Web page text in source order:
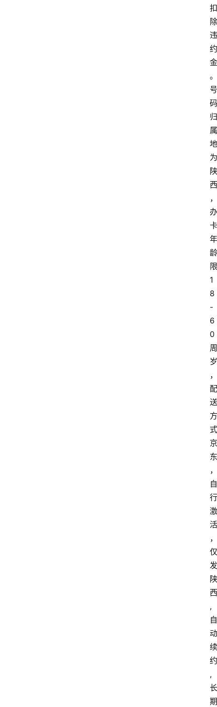
扣
除
违
约
金
。
号
码
归
属
地
为
陕
西
，
办
卡
年
龄
限
1
8
-
6
0
周
岁
，
配
送
方
式
京
东
，
自
行
激
活
，
仅
发
陕
西
,
自
动
续
约
,
长
期